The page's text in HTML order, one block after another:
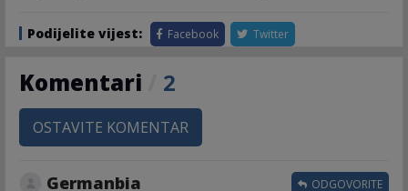
Podijelite vijest: Facebook Twitter
Komentari 2
OSTAVITE KOMENTAR
Germanbia ODGOVORITE